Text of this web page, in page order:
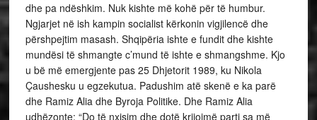
dhe pa ndëshkim. Nuk kishte më kohë për të humbur.
Ngjarjet në ish kampin socialist kërkonin vigjilencë dhe
përshpejtim masash. Shqipëria ishte e fundit dhe kishte
mundësi të shmangte c’mund të ishte e shmangshme. Kjo
u bë më emergjente pas 25 Dhjetorit 1989, ku Nikola
Çaushesku u egzekutua. Padushim atë skenë e ka parë
dhe Ramiz Alia dhe Byroja Politike. Dhe Ramiz Alia
udhëzonte: “Do të nxisim dhe dotë krijojmë parti sa më